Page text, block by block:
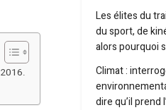
Les élites du
du sport, de
alors pourquoi
Climat :
dire qu’il prend